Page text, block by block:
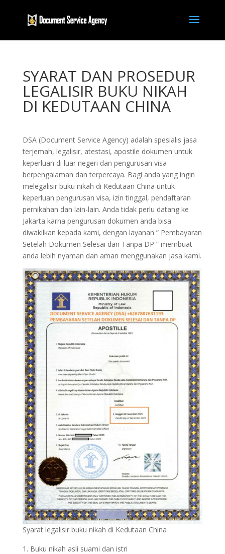
SYARAT DAN PROSEDUR
LEGALISIR BUKU NIKAH
DI KEDUTAAN CHINA
DSA (Document Service Agency) adalah spesialis jasa
terjemah, legalisir, atestasi, apostile dokumen untuk
keperluan di luar negeri dan pengurusan visa
berpengalaman dan terpercaya. Bagi anda yang ingin
melegalisir buku nikah di Kedutaan China untuk
keperluan pengurusan visa, izin tinggal, pendaftaran
pernikahan dan lain-lain. Anda tidak perlu datang ke
Jakarta karna pengurusan dokumen anda bisa
diwakilkan kepada kami, dengan layanan ” Pembayaran
Setelah Dokumen Selesai dan Tanpa DP ” membuat
anda lebih nyaman dan aman menggunakan jasa kami.
Syarat legalisir buku nikah di Kedutaan China
Buku nikah asli suami dan istri